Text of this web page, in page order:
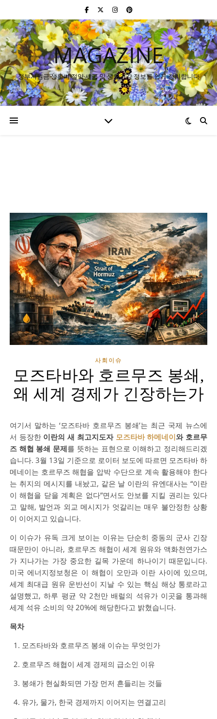
MAGAZINE
정부지원금·생활비 절약·세금 및 생활건강 정보를 쉽게 정리합니다
사회이슈
모즈타바와 호르무즈 봉쇄,
왜 세계 경제가 긴장하는가
여기서 말하는 ‘모즈타바 호르무즈 봉쇄’는 최근 국제 뉴스에
서 등장한 이란의 새 최고지도자 모즈타바 하메네이와 호르무
즈 해협 봉쇄 문제를 뜻하는 표현으로 이해하고 정리해드리겠
습니다. 3월 13일 기준으로 로이터 보도에 따르면 모즈타바 하
메네이는 호르무즈 해협을 압박 수단으로 계속 활용해야 한다
는 취지의 메시지를 내놨고, 같은 날 이란의 유엔대사는 “이란
이 해협을 닫을 계획은 없다”면서도 안보를 지킬 권리는 있다
고 말해, 발언과 외교 메시지가 엇갈리는 매우 불안정한 상황
이 이어지고 있습니다.
이 이슈가 유독 크게 보이는 이유는 단순히 중동의 군사 긴장
때문만이 아니라, 호르무즈 해협이 세계 원유와 액화천연가스
가 지나가는 가장 중요한 길목 가운데 하나이기 때문입니다.
미국 에너지정보청은 이 해협이 오만과 이란 사이에 있으며,
세계 최대급 원유 운반선이 지날 수 있는 핵심 해상 통로라고
설명했고, 하루 평균 약 2천만 배럴의 석유가 이곳을 통과해
세계 석유 소비의 약 20%에 해당한다고 밝혔습니다.
목차
모즈타바와 호르무즈 봉쇄 이슈는 무엇인가
호르무즈 해협이 세계 경제의 급소인 이유
봉쇄가 현실화되면 가장 먼저 흔들리는 것들
유가, 물가, 한국 경제까지 이어지는 연결고리